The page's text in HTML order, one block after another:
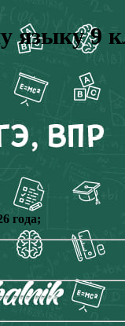
языку 9
года;